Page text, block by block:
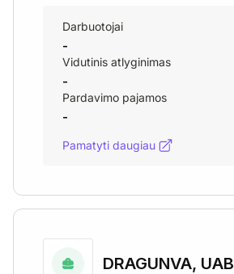
Darbuotojai
-
Vidutinis atlyginimas
-
Pardavimo pajamos
-
Pamatyti daugiau
DRAGUNVA, UAB